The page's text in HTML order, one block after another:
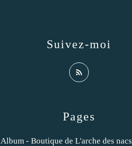
Pages
Album - Boutique de L'arche des nacs
Suivez-moi